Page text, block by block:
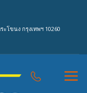
โขนง กรุงเทพฯ 10260